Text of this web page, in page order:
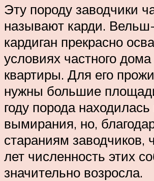
Эту породу заводчики
называют карди. Вельш-
кардиган прекрасно
условиях частного дома
квартиры. Для его
нужны большие
году порода находилась
вымирания, но,
стараниям заводчиков,
лет численность этих
значительно возросла.